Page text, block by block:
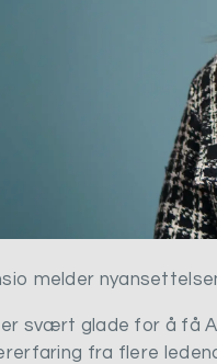
melder
er svært glade for å få
fra flere